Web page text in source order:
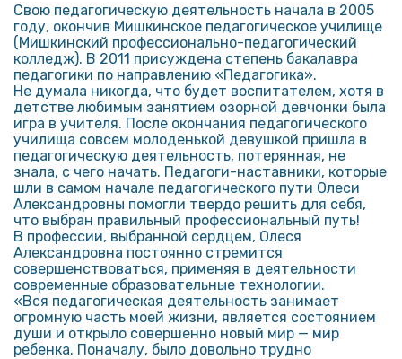
Свою педагогическую деятельность начала в 2005
году, окончив Мишкинское педагогическое училище
(Мишкинский профессионально-педагогический
колледж). В 2011 присуждена степень бакалавра
педагогики по направлению «Педагогика».
Не думала никогда, что будет воспитателем, хотя в
детстве любимым заняти­ем озорной девчонки была
игра в учителя. После окончания педагогического
училища совсем молоденькой девушкой пришла в
педагогическую деятельность, потерянная, не
знала, с чего начать. Педагоги-наставники, которые
шли в самом начале педагогического пути Олеси
Александровны помогли твердо решить для себя,
что выбран правильный профессиональный путь!
В профессии, выбранной сердцем, Олеся
Александровна постоянно стремится
совершенствоваться, при­меняя в деятельности
современ­ные образовательные технологии.
«Вся педагогическая деятельность занимает
огромную часть моей жизни, является состоянием
души и открыло совершенно новый мир — мир
ребенка. Поначалу, было довольно трудно